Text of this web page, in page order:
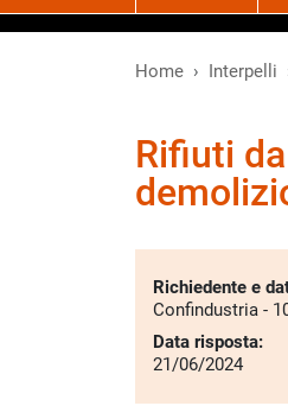
Home Interpelli
Rifiuti
Richiedente e
Confindustria -
Data risposta:
21/06/2024